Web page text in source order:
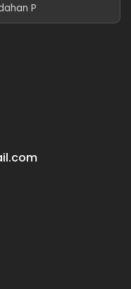
P